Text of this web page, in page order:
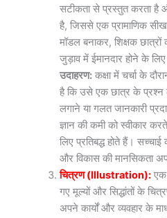
सटीकता से प्रस्तुत करता है
है, जिससे एक प्रामाणिक
मॉडल बनाकर, शिक्षक
जुड़ाव में ईमानदार होने के
उदाहरण: कक्षा में चर्चा के
है कि उसे एक छात्र के प्रश्न
लगाने या गलत जानकारी
ज्ञान की कमी को स्वीकार
लिए प्रतिबद्ध होते हैं। सच्चाई
और विकास की मानसिकता
चित्रण (Illustration): एक
गए मूल्यों और सिद्धांतों के
अपने कार्यों और व्यवहार के